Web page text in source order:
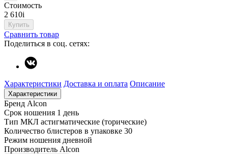
Стоимость
2 610i
Купить
Сравнить товар
Поделиться в соц. сетях:
Характеристики Доставка и оплата Описание
Характеристики
Бренд Alcon
Срок ношения 1 день
Тип МКЛ астигматические (торические)
Количество блистеров в упаковке 30
Режим ношения дневной
Производитель Alcon